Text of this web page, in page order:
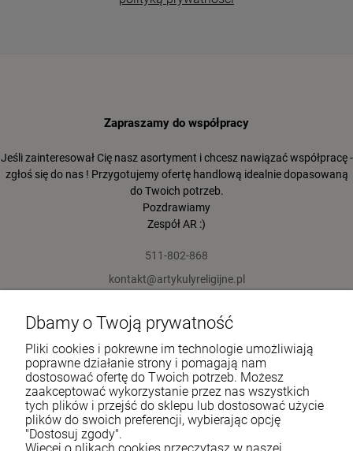
Zapraszamy do współpracy
Jeśli zainteresował Cię nasz asortyment i chcesz nawiązać współpracę -
zgłoś się do nas ! Przygotujemy ofertę handlową idealnie dopasowaną
do Twoich potrzeb.
Pozdrawiamy
Zespół AR :)
511-802-868
kontakt@artykulyreligijne.pl
Pomoc
Moje konto
Płatności i dostawa
Informacje
Dbamy o Twoją prywatność
Pliki cookies i pokrewne im technologie umożliwiają
poprawne działanie strony i pomagają nam
dostosować ofertę do Twoich potrzeb. Możesz
zaakceptować wykorzystanie przez nas wszystkich
tych plików i przejść do sklepu lub dostosować użycie
plików do swoich preferencji, wybierając opcję
"Dostosuj zgody".